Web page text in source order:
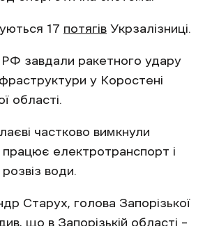
17 потягів Укрзалізниці.
РФ завдали ракетного удару
у Коростені
області.
частково вимкнули
електротранспорт і
води.
Старух, голова Запорізької
, що в Запорізькій області –